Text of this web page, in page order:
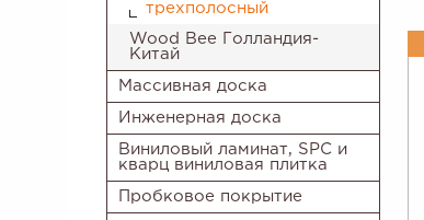
трехполосный
Wood Bee Голландия-
Китай
Массивная доска
Инженерная доска
Виниловый ламинат, SPC и
кварц виниловая плитка
Пробковое покрытие